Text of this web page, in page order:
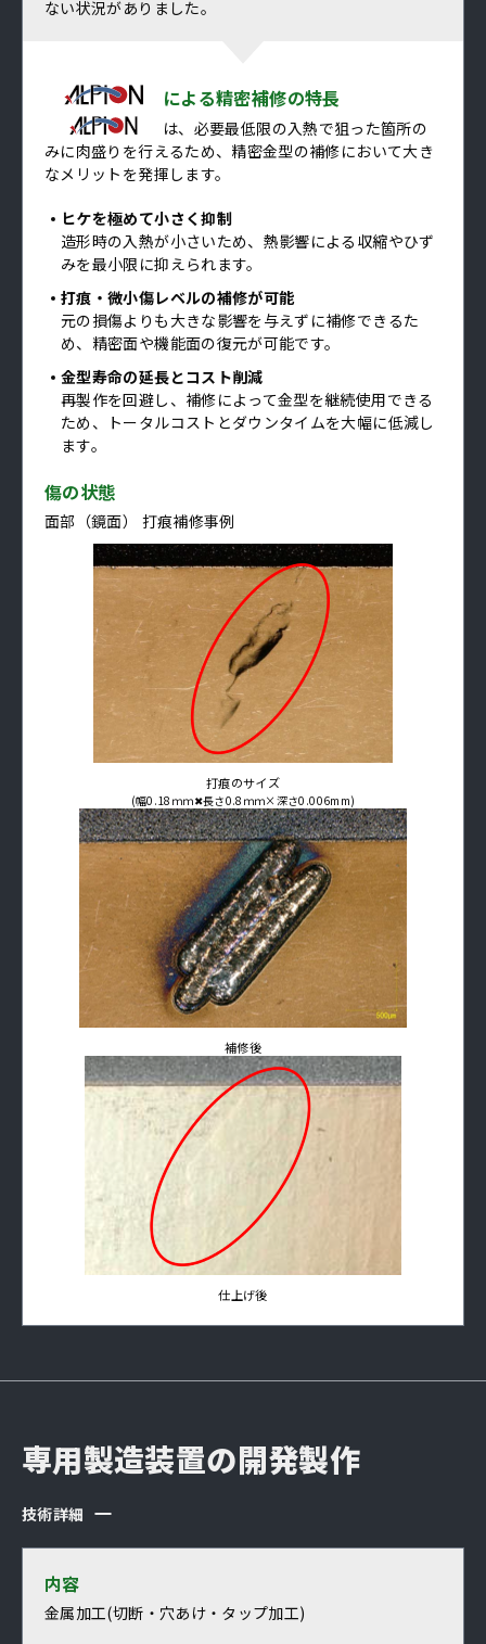
ない状況がありました。
による精密補修の特長
は、必要最低限の入熱で狙った箇所の
みに肉盛りを行えるため、精密金型の補修において大き
なメリットを発揮します。
ヒケを極めて小さく抑制
造形時の入熱が小さいため、熱影響による収縮やひず
みを最小限に抑えられます。
打痕・微小傷レベルの補修が可能
元の損傷よりも大きな影響を与えずに補修できるた
め、精密面や機能面の復元が可能です。
金型寿命の延長とコスト削減
再製作を回避し、補修によって金型を継続使用できる
ため、トータルコストとダウンタイムを大幅に低減し
ます。
傷の状態
面部（鏡面） 打痕補修事例
打痕のサイズ
(幅0.18ｍｍ✖長さ0.8ｍｍ×深さ0.006mm)
補修後
仕上げ後
専用製造装置の開発製作
技術詳細
内容
金属加工(切断・穴あけ・タップ加工)